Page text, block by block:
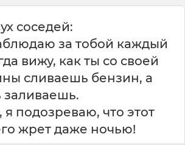
соседей:
за тобой каждый
вижу, как ты со своей
сливаешь бензин, а
заливаешь.
подозреваю, что этот
жрет даже ночью!